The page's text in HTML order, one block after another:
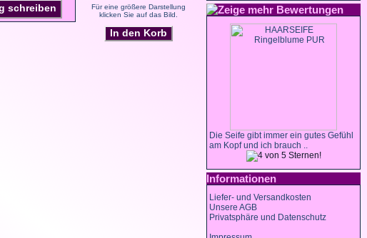
schreiben
Für eine größere Darstellung
klicken Sie auf das Bild.
In den Korb
Bewertungen
Die Seife gibt immer ein gutes Gefühl
am Kopf und ich brauch ..
Informationen
Liefer- und Versandkosten
Unsere AGB
Privatsphäre und Datenschutz